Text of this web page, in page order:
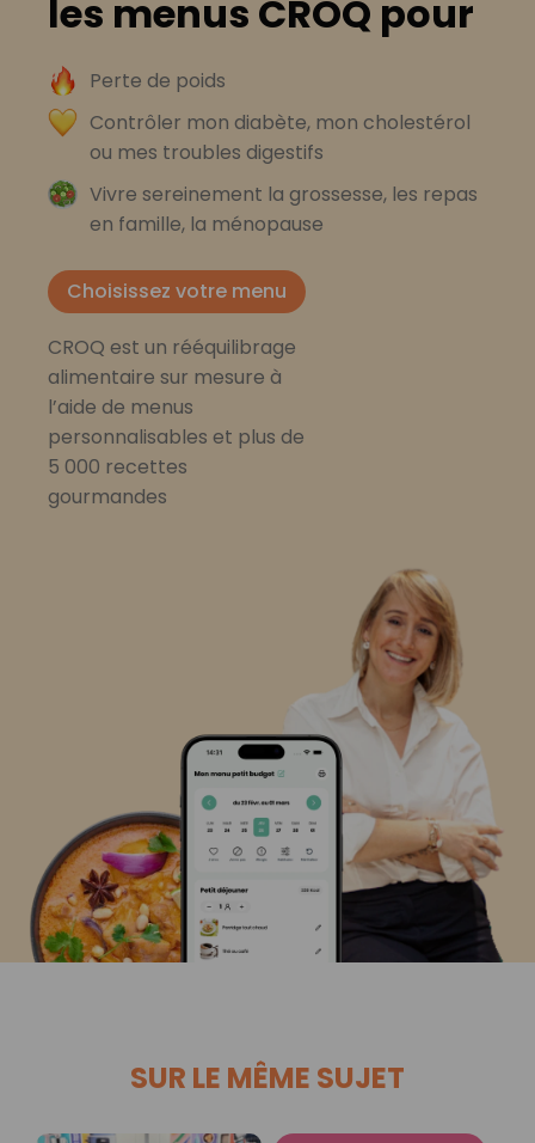
les menus CROQ pour
Perte de poids
Contrôler mon diabète, mon cholestérol
ou mes troubles digestifs
Vivre sereinement la grossesse, les repas
en famille, la ménopause
Choisissez votre menu
CROQ est un rééquilibrage
alimentaire sur mesure à
l’aide de menus
personnalisables et plus de
5 000 recettes
gourmandes
SUR LE MÊME SUJET